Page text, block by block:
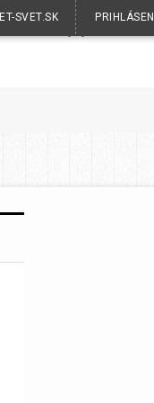
stránky využívame
SVET.SK